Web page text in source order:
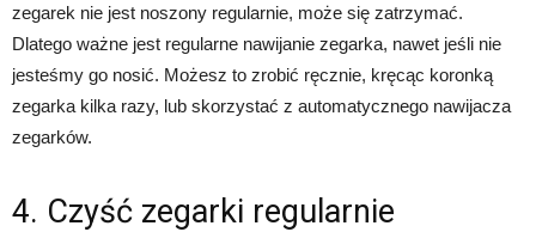
zegarek nie jest noszony regularnie, może się zatrzymać.
Dlatego ważne jest regularne nawijanie zegarka, nawet jeśli nie
jesteśmy go nosić. Możesz to zrobić ręcznie, kręcąc koronką
zegarka kilka razy, lub skorzystać z automatycznego nawijacza
zegarków.
4. Czyść zegarki regularnie